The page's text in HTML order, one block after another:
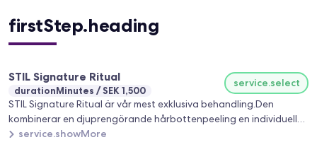
firstStep.heading
STIL Signature Ritual
durationMinutes SEK 1,500
service.select
STIL Signature Ritual är vår mest exklusiva behandling.Den
kombinerar en djuprengörande hårbottenpeeling en individuellt
anpassad Oribe - behandling och en skräddarsydd saxklippning.
service.showMore